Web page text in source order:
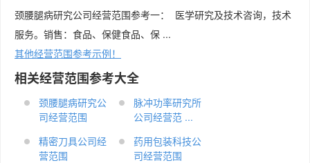
颈腰腿病研究公司经营范围参考一： 医学研究及技术咨询，技术
服务。销售：食品、保健食品、保 ...
其他经营范围参考示例！
相关经营范围参考大全
颈腰腿病研究公
司经营范围
脉冲功率研究所
公司经营范 ...
精密刀具公司经
营范围
药用包装科技公
司经营范围